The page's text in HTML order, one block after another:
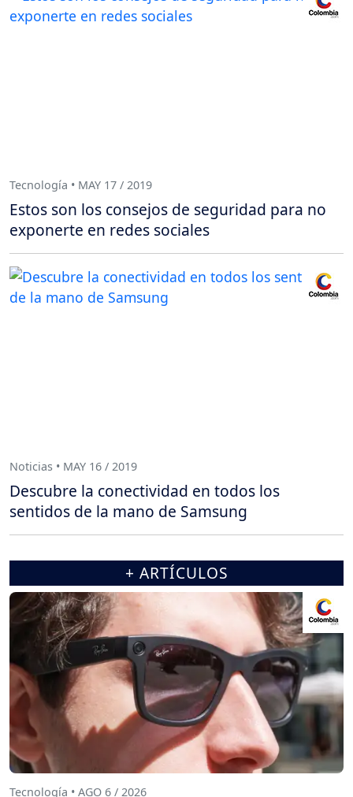
Tecnología • MAY 17 / 2019
Estos son los consejos de seguridad para no
exponerte en redes sociales
Noticias • MAY 16 / 2019
Descubre la conectividad en todos los
sentidos de la mano de Samsung
+ ARTÍCULOS
Tecnología • AGO 6 / 2026